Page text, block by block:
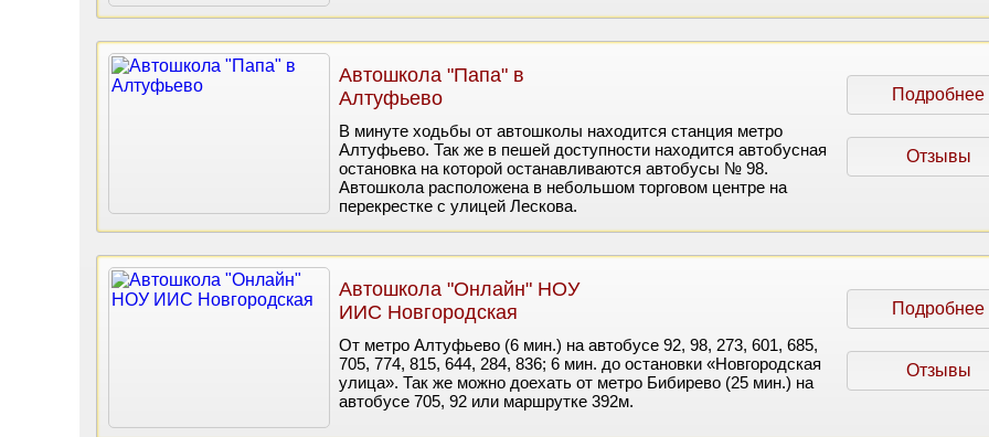
Автошкола "Папа" в
Алтуфьево
В минуте ходьбы от автошколы находится станция метро
Алтуфьево. Так же в пешей доступности находится автобусная
остановка на которой останавливаются автобусы № 98.
Автошкола расположена в небольшом торговом центре на
перекрестке с улицей Лескова.
Подробнее
Отзывы
Автошкола "Онлайн" НОУ
ИИС Новгородская
От метро Алтуфьево (6 мин.) на автобусе 92, 98, 273, 601, 685,
705, 774, 815, 644, 284, 836; 6 мин. до остановки «Новгородская
улица». Так же можно доехать от метро Бибирево (25 мин.) на
автобусе 705, 92 или маршрутке 392м.
Подробнее
Отзывы